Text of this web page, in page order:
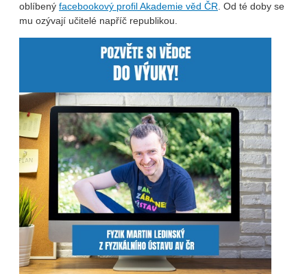
oblíbený facebookový profil Akademie věd ČR. Od té doby se
mu ozývají učitelé napříč republikou.